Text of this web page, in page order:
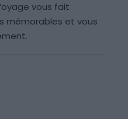
vous fait
mémorables et vous